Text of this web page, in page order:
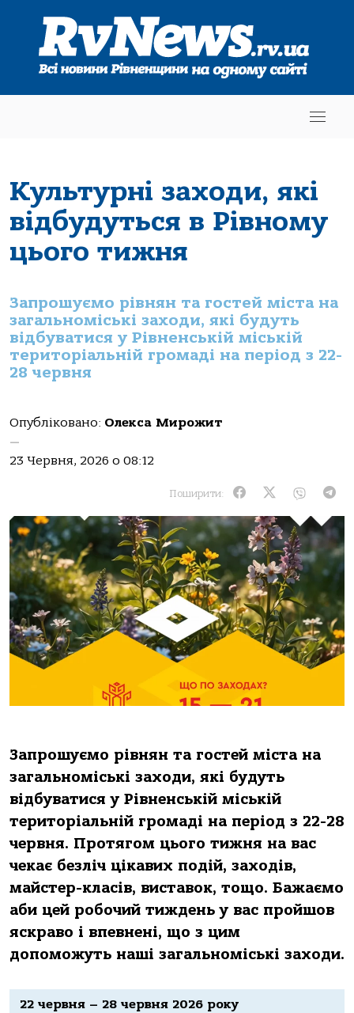
Культурні заходи, які
відбудуться в Рівному
цього тижня
Запрошуємо рівнян та гостей міста на
загальноміські заходи, які будуть
відбуватися у Рівненській міській
територіальній громаді на період з 22-
28 червня
Опубліковано: Олекса Мирожит
—
23 Червня, 2026 о 08:12
Поширити:
Запрошуємо рівнян та гостей міста на
загальноміські заходи, які будуть
відбуватися у Рівненській міській
територіальній громаді на період з 22-28
червня. Протягом цього тижня на вас
чекає безліч цікавих подій, заходів,
майстер-класів, виставок, тощо. Бажаємо
аби цей робочий тиждень у вас пройшов
яскраво і впевнені, що з цим
допоможуть наші загальноміські заходи.
22 червня – 28 червня 2026 року